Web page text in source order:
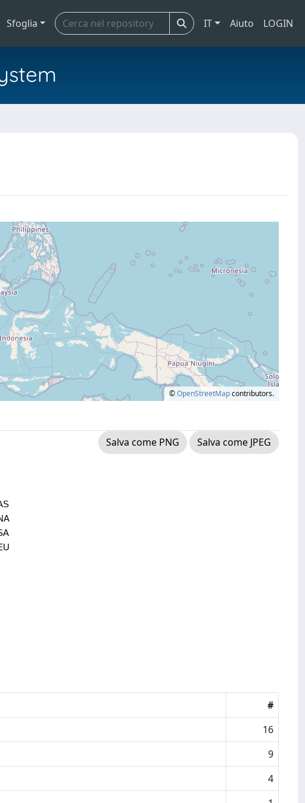
Sfoglia IT Aiuto LOGIN
©OpenStreetMapcontributors.
Salva come PNG
Salva come JPEG
#
16
9
4